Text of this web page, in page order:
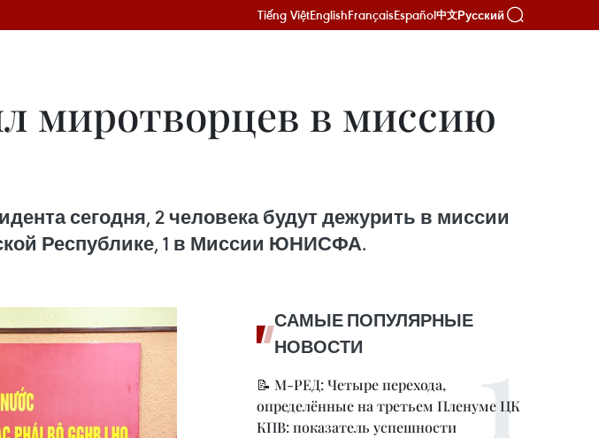
Tiếng ViệtEnglishFrançaisEspañol中文Русский
миротворцев в миссию
сегодня, 2 человека будут дежурить в миссии
Республике, 1 в Миссии ЮНИСФА.
САМЫЕ ПОПУЛЯРНЫЕ
НОВОСТИ
📝 М-РЕД: Четыре перехода,
определённые на третьем Пленуме ЦК
КПВ: показатель успешности